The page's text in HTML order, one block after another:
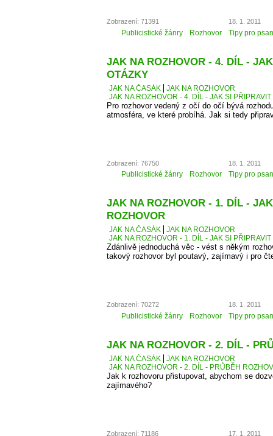
Zobrazení: 71391 18. 1. 2011
Publicistické žánry Rozhovor Tipy pro
JAK NA ROZHOVOR - 4. DÍL -
OTÁZKY
JAK NA ČASÁK
JAK NA ROZHOVOR
JAK NA ROZHOVOR - 4. DÍL - JAK SI PŘIPRAVIT
Pro rozhovor vedený z očí do očí bývá
atmosféra, ve které probíhá. Jak si tedy
Zobrazení: 76750 18. 1. 2011
Publicistické žánry Rozhovor Tipy pro
JAK NA ROZHOVOR - 1. DÍL -
ROZHOVOR
JAK NA ČASÁK
JAK NA ROZHOVOR
JAK NA ROZHOVOR - 1. DÍL - JAK SI
Zdánlivě jednoduchá věc - vést s někým
takový rozhovor byl poutavý, zajímavý i pro
Zobrazení: 70272 18. 1. 2011
Publicistické žánry Rozhovor Tipy pro
JAK NA ROZHOVOR - 2. DÍL -
JAK NA ČASÁK
JAK NA ROZHOVOR
JAK NA ROZHOVOR - 2. DÍL - PRŮBĚH
Jak k rozhovoru přistupovat, abychom se
zajímavého?
Zobrazení: 71186 17. 1. 2011